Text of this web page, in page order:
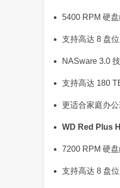
5400 RPM 硬
支持高达 8 盘
NASware 3.0
支持高达 180
更适合家庭办
WD Red Plus
7200 RPM 硬盘
支持高达 8 盘